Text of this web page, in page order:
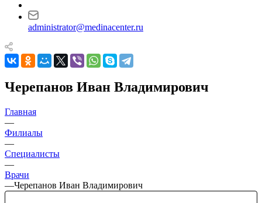
administrator@medinacenter.ru
Черепанов Иван Владимирович
Главная
—
Филиалы
—
Специалисты
—
Врачи
—Черепанов Иван Владимирович